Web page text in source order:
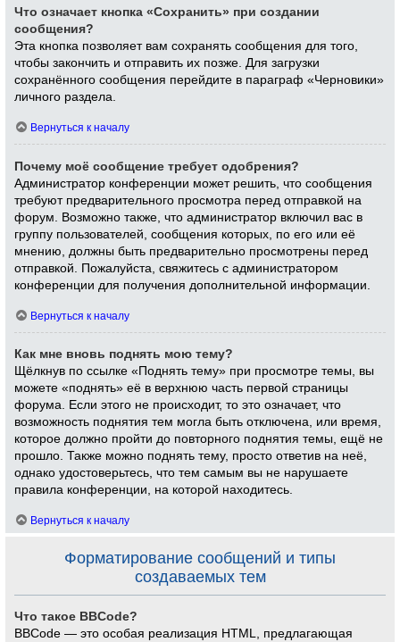
Что означает кнопка «Сохранить» при создании
сообщения?
Эта кнопка позволяет вам сохранять сообщения для того,
чтобы закончить и отправить их позже. Для загрузки
сохранённого сообщения перейдите в параграф «Черновики»
личного раздела.
Вернуться к началу
Почему моё сообщение требует одобрения?
Администратор конференции может решить, что сообщения
требуют предварительного просмотра перед отправкой на
форум. Возможно также, что администратор включил вас в
группу пользователей, сообщения которых, по его или её
мнению, должны быть предварительно просмотрены перед
отправкой. Пожалуйста, свяжитесь с администратором
конференции для получения дополнительной информации.
Вернуться к началу
Как мне вновь поднять мою тему?
Щёлкнув по ссылке «Поднять тему» при просмотре темы, вы
можете «поднять» её в верхнюю часть первой страницы
форума. Если этого не происходит, то это означает, что
возможность поднятия тем могла быть отключена, или время,
которое должно пройти до повторного поднятия темы, ещё не
прошло. Также можно поднять тему, просто ответив на неё,
однако удостоверьтесь, что тем самым вы не нарушаете
правила конференции, на которой находитесь.
Вернуться к началу
Форматирование сообщений и типы
создаваемых тем
Что такое BBCode?
BBCode — это особая реализация HTML, предлагающая